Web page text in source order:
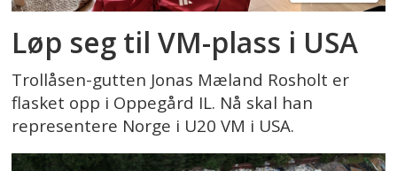
Løp seg til VM-plass i USA
Trollåsen-gutten Jonas Mæland Rosholt er
flasket opp i Oppegård IL. Nå skal han
representere Norge i U20 VM i USA.